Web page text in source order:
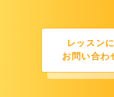
レッスン
お問い合わ